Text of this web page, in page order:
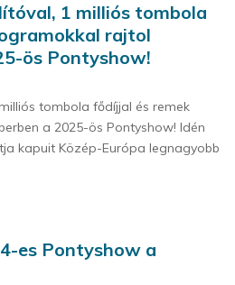
1 milliós tombola
rajtol
ös Pontyshow!
tombola fődíjjal és remek
a 2025-ös Pontyshow! Idén
kapuit Közép-Európa legnagyobb
es Pontyshow a